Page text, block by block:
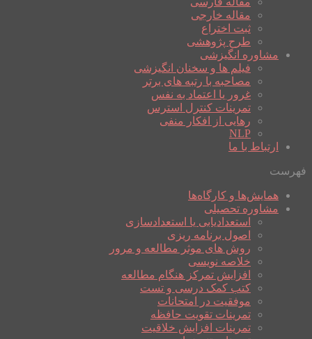
مقاله خارجی
ثبت اختراع
طرح پژوهشی
مشاوره انگیزشی
فیلم ها و سخنان انگیزشی
مصاحبه با رتبه های برتر
غرور یا اعتماد به نفس
تمرینات کنترل استرس
رهایی از افکار منفی
NLP
ارتباط با ما
فهرست
همایش‌ها و کارگاه‌ها
مشاوره تحصیلی
استعدادیابی یا استعدادسازی
اصول برنامه ریزی
روش های موثر مطالعه و مرور
خلاصه نویسی
افزایش تمرکز هنگام مطالعه
کتب کمک درسی و تست
موفقیت در امتحانات
تمرینات تقویت حافظه
تمرینات افزایش خلاقیت